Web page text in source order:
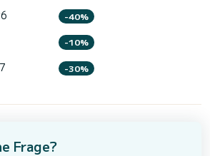
-40%
-10%
-30%
Frage?